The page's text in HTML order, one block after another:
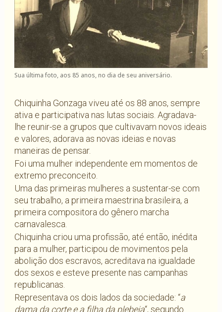
Sua última foto, aos 85 anos, no dia de seu aniversário.
Chiquinha Gonzaga viveu até os 88 anos, sempre
ativa e participativa nas lutas sociais. Agradava-
lhe reunir-se a grupos que cultivavam novos ideais
e valores, adorava as novas ideias e novas
maneiras de pensar.
Foi uma mulher independente em momentos de
extremo preconceito.
Uma das primeiras mulheres a sustentar-se com
seu trabalho, a primeira maestrina brasileira, a
primeira compositora do gênero marcha
carnavalesca.
Chiquinha criou uma profissão, até então, inédita
para a mulher, participou de movimentos pela
abolição dos escravos, acreditava na igualdade
dos sexos e esteve presente nas campanhas
republicanas.
Representava os dois lados da sociedade: “a
dama da corte e a filha da plebeia“, segundo